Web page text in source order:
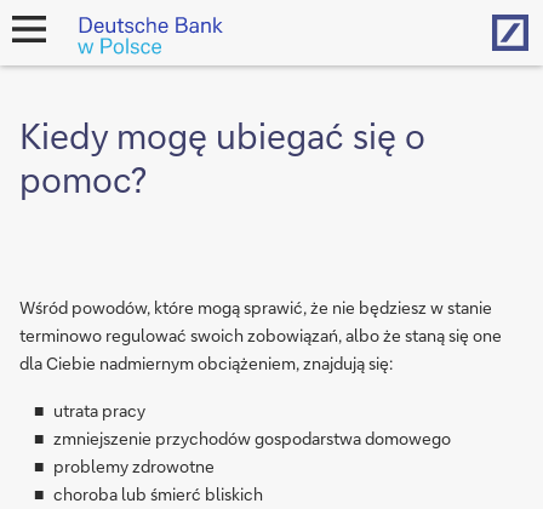
open
Kiedy mogę ubiegać się o
pomoc?
Wśród powodów, które mogą sprawić, że nie będziesz w stanie
terminowo regulować swoich zobowiązań, albo że staną się one
dla Ciebie nadmiernym obciążeniem, znajdują się:
utrata pracy
zmniejszenie przychodów gospodarstwa domowego
problemy zdrowotne
choroba lub śmierć bliskich